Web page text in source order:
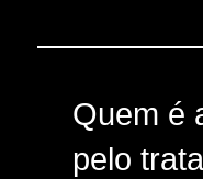
Quem é
pelo